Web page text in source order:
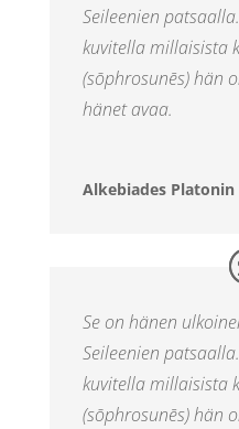
Seileenien
kuvitella millaisista
(sōphrosunēs)hän
hänet avaa.
Alkebiades Platonin
Se on hänen
Seileenien
kuvitella millaisista
(sōphrosunēs)hän